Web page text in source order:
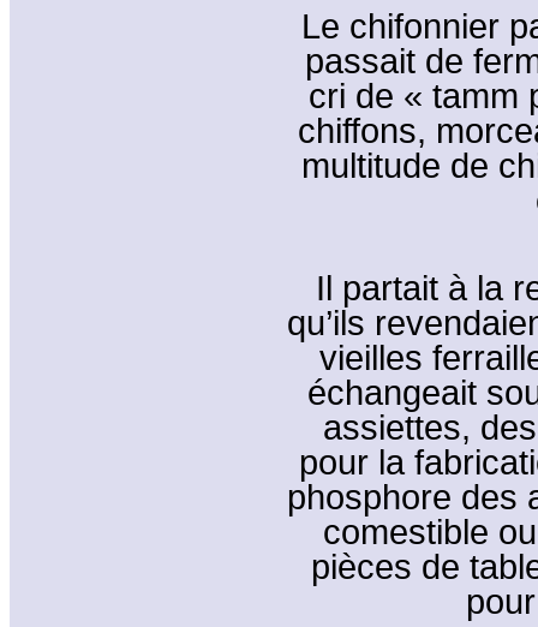
Le chifonnier
passait de
cri de « tamm
chiffons,
multitude de
Il partait à la
qu’ils
vieilles
échangeait
assiettes,
pour la
phosphore des
comestible
pièces de